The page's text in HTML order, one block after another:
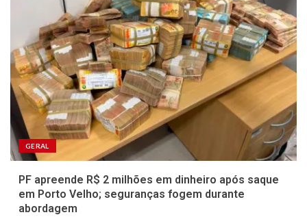
GERAL
PF apreende R$ 2 milhões em dinheiro após saque
em Porto Velho; seguranças fogem durante
abordagem